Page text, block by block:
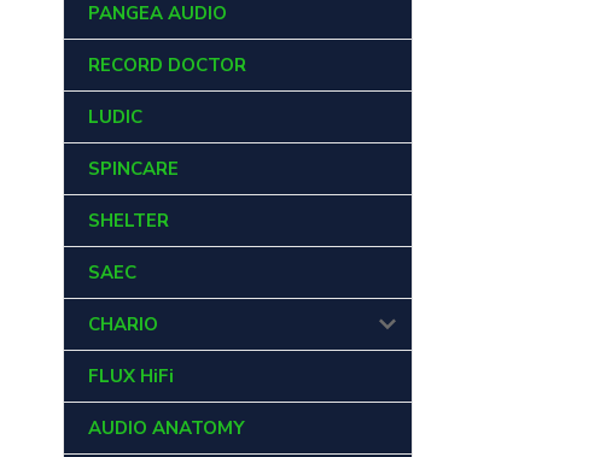
PANGEA AUDIO
RECORD DOCTOR
LUDIC
SPINCARE
SHELTER
SAEC
CHARIO
FLUX HiFi
AUDIO ANATOMY